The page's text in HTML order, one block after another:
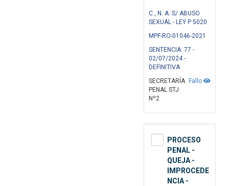
C., N. A. S/ ABUSO
SEXUAL - LEY P 5020
MPF-RO-01046-2021
SENTENCIA: 77 -
02/07/2024 -
DEFINITIVA
Fallo
SECRETARÍA
PENAL STJ
Nº2
PROCESO
PENAL -
QUEJA -
IMPROCEDE
NCIA -